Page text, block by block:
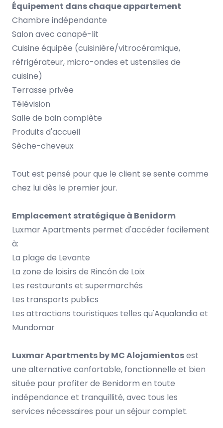
Équipement dans chaque appartement
Chambre indépendante
Salon avec canapé-lit
Cuisine équipée (cuisinière/vitrocéramique,
réfrigérateur, micro-ondes et ustensiles de
cuisine)
Terrasse privée
Télévision
Salle de bain complète
Produits d'accueil
Sèche-cheveux
Tout est pensé pour que le client se sente comme
chez lui dès le premier jour.
Emplacement stratégique à Benidorm
Luxmar Apartments permet d'accéder facilement
à:
La plage de Levante
La zone de loisirs de Rincón de Loix
Les restaurants et supermarchés
Les transports publics
Les attractions touristiques telles qu'Aqualandia et
Mundomar
Luxmar Apartments by MC Alojamientosest
une alternative confortable, fonctionnelle et bien
située pour profiter de Benidorm en toute
indépendance et tranquillité, avec tous les
services nécessaires pour un séjour complet.